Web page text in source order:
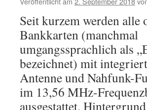
Seit kurzem werden alle
Bankkarten (manchmal
umgangssprachlich als
bezeichnet) mit
Antenne und Nahfunk-
im 13,56 MHz-
ausgestattet.